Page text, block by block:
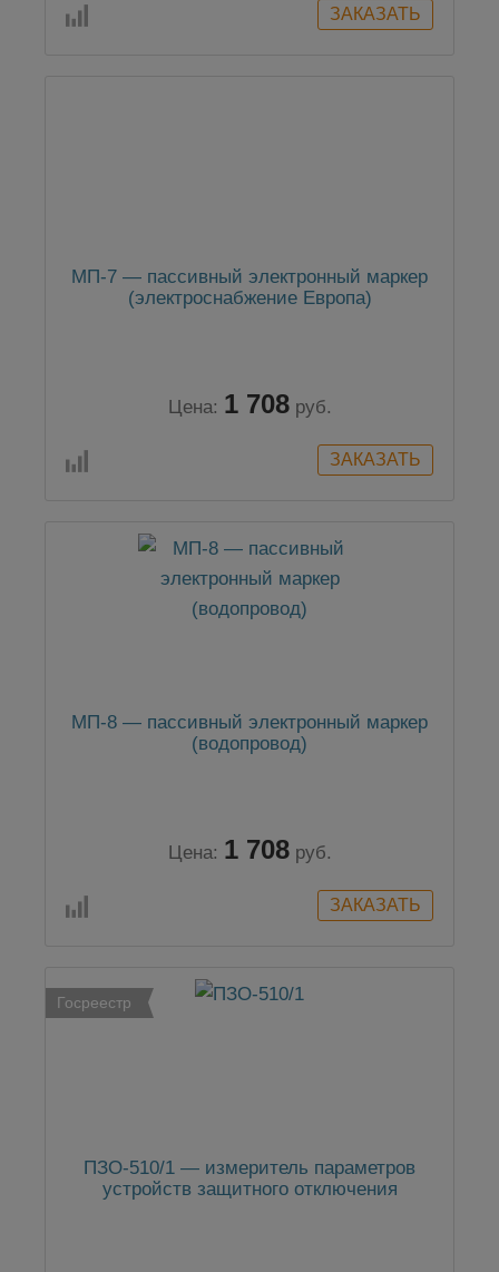
МП-7 — пассивный электронный маркер
(электроснабжение Европа)
Цена: 1 708 руб.
МП-8 — пассивный электронный маркер
(водопровод)
Цена: 1 708 руб.
Госреестр
ПЗО-510/1 — измеритель параметров
устройств защитного отключения